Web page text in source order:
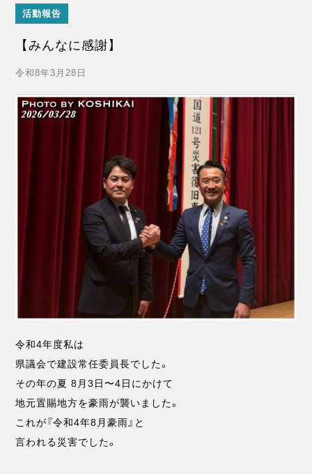
活動報告
【みんなに感謝】
令和8年3月28日
令和4年度私は
県議会で建設常任委員長でした。
その年の夏 8月3日〜4日にかけて
地元置賜地方を豪雨が襲いました。
これが『令和4年8月豪雨』と
言われる災害でした。